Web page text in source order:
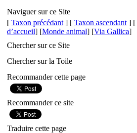
Naviguer sur ce Site
[ Taxon précédant ] [ Taxon ascendant ] [
d’accueil] [Monde animal] [Via Gallica]
Chercher sur ce Site
Chercher sur la Toile
Recommander cette page
Recommander ce site
Traduire cette page